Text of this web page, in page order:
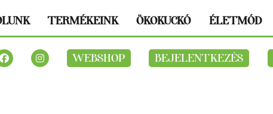
TERMÉKEINK ÖKOKUCKÓ ÉLETMÓD
WEBSHOP BEJELENTKEZÉS